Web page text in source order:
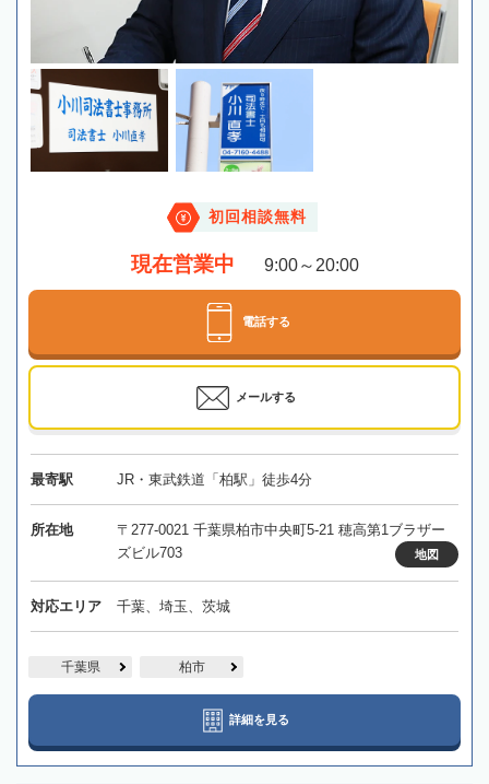
初回相談無料
現在営業中 9:00～20:00
電話する
メールする
最寄駅 JR・東武鉄道「柏駅」徒歩4分
所在地
〒277-0021 千葉県柏市中央町5-21 穂高第1ブラザー
ズビル703
地図
対応エリア 千葉、埼玉、茨城
千葉県 柏市
詳細を見る